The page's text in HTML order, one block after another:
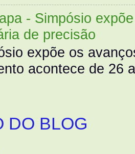
- Simpósio
de precisão
expõe os
acontece de 26
DO BLOG